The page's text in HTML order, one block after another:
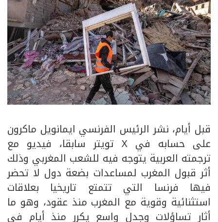
قبل أيام، نشر الرئيس الفرنسي ايمانويل ماكرون
على حسابه في X تويتر سابقا، فيديو مع
ترجمته العربية يتوجه فيه للشعب المغربي وذلك
أثر قبول المغرب لمساعدات بضعة دول لا تحضر
فيها فرنسا التي تتمتع تاريخيا بعلاقات
استثنائية وقوية مع المغرب منذ عقود، وهو ما
أثار تساؤلات وجدل واسع يكرر منذ أيام في